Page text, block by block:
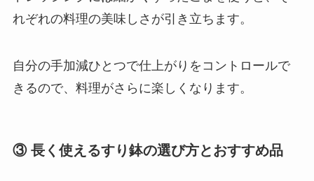
れぞれの料理の美味しさが引き立ちます。
自分の手加減ひとつで仕上がりをコントロールで
きるので、料理がさらに楽しくなります。
③ 長く使えるすり鉢の選び方とおすすめ品